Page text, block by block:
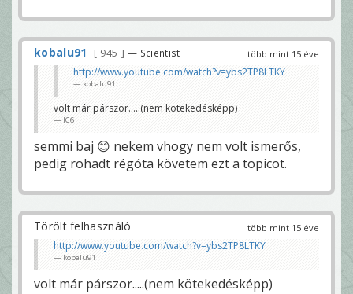
több mint 15 éve
kobalu91 945 — Scientist
http://www.youtube.com/watch?v=ybs2TP8LTKY
kobalu91
volt már párszor.....(nem kötekedésképp)
JC6
semmi baj 😊 nekem vhogy nem volt ismerős,
pedig rohadt régóta követem ezt a topicot.
több mint 15 éve
Törölt felhasználó
http://www.youtube.com/watch?v=ybs2TP8LTKY
kobalu91
volt már párszor.....(nem kötekedésképp)